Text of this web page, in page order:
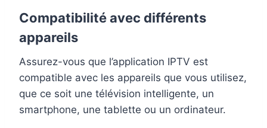
Compatibilité avec différents
appareils
Assurez-vous que l’application IPTV est
compatible avec les appareils que vous utilisez,
que ce soit une télévision intelligente, un
smartphone, une tablette ou un ordinateur.